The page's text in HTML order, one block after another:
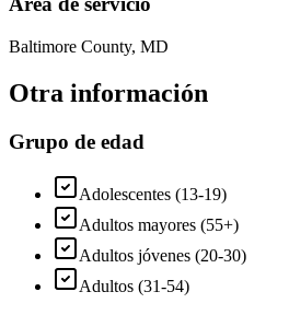
Baltimore County, MD
Otra información
Grupo de edad
Adolescentes (13-19)
Adultos mayores (55+)
Adultos jóvenes (20-30)
Adultos (31-54)